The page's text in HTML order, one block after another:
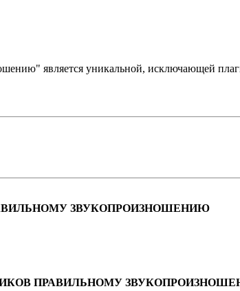
является уникальной, исключающей
ЗВУКОПРОИЗНОШЕНИЮ
ПРАВИЛЬНОМУ